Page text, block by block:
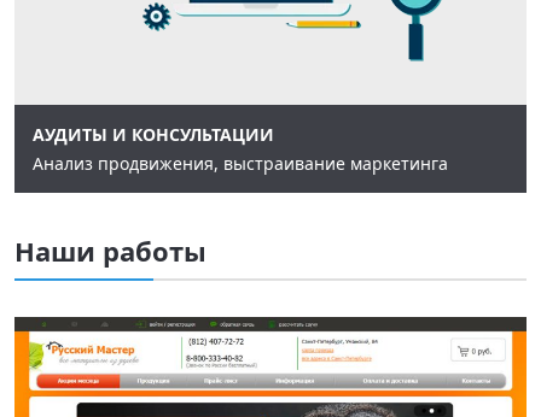
АУДИТЫ И КОНСУЛЬТАЦИИ
Анализ продвижения, выстраивание маркетинга
Наши работы